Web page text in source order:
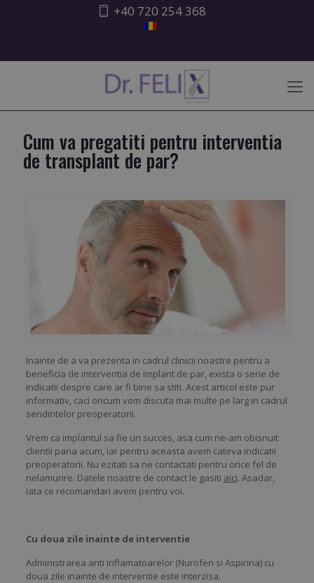
+40 720 254 368
Cum va pregatiti pentru interventia
de transplant de par?
Inainte de a va prezenta in cadrul clinicii noastre pentru a
beneficia de interventia de implant de par, exista o serie de
indicatii despre care ar fi bine sa stiti. Acest articol este pur
informativ, caci oricum vom discuta mai multe pe larg in cadrul
sendintelor preoperatorii.
Vrem ca implantul sa fie un succes, asa cum ne-am obisnuit
clientii pana acum, iar pentru aceasta avem cateva indicatii
preoperatorii. Nu ezitati sa ne contactati pentru orice fel de
nelamurire. Datele noastre de contact le gasiti aici. Asadar,
iata ce recomandari avem pentru voi.
Cu doua zile inainte de interventie
Administrarea anti inflamatoarelor (Nurofen si Aspirina) cu
doua zile inainte de interventie este interzisa.